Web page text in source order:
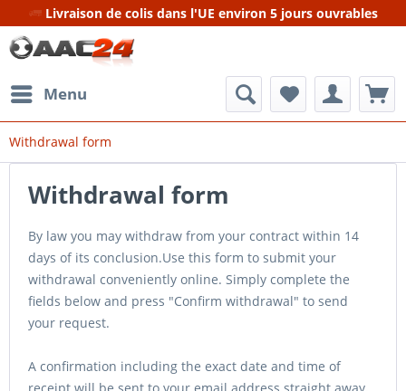
Livraison de colis dans l'UE environ 5 jours ouvrables
Menu
Withdrawal form
Withdrawal form
By law you may withdraw from your contract within 14
days of its conclusion.Use this form to submit your
withdrawal conveniently online. Simply complete the
fields below and press "Confirm withdrawal" to send
your request.
A confirmation including the exact date and time of